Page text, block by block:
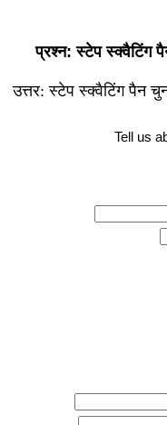
प्रश्न: स्टेप स्क्वैटिंग
उत्तर:स्टेप स्क्वैटिंग पैन
Tell us